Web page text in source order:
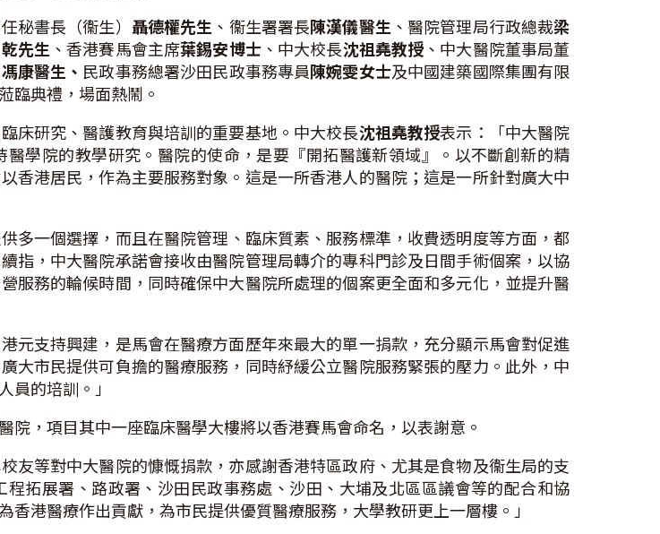
秘書長（衞生） 聶德權先生 、衞生署署長陳漢儀醫生、醫院管理局行政總裁梁
先生 、香港賽馬會主席葉錫安博士、中大校長沈祖堯教授 、中大醫院董事局董
馮康醫生、 民政事務總署沙田民政事務專員陳婉雯女士及中國建築國際集團有限
臨典禮，場面熱鬧。
床研究、醫護教育與培訓的重要基地。中大校長沈祖堯教授表示：「中大醫院
學院的教學研究。醫院的使命，是要『開拓醫護新領域』。以不斷創新的精
香港居民，作為主要服務對象。這是一所香港人的醫院；這是一所針對廣大中
多一個選擇，而且在醫院管理、臨床質素、服務標準，收費透明度等方面，都
指，中大醫院承諾會接收由醫院管理局轉介的專科門診及日間手術個案，以協
服務的輪候時間，同時確保中大醫院所處理的個案更全面和多元化，並提升醫
元支持興建，是馬會在醫療方面歷年來最大的單一捐款，充分顯示馬會對促進
大市民提供可負擔的醫療服務，同時紓緩公立醫院服務緊張的壓力。此外，中
員的培訓。」
，項目其中一座臨床醫學大樓將以香港賽馬會命名，以表謝意。
友等對中大醫院的慷慨捐款，亦感謝香港特區政府、尤其是食物及衞生局的支
拓展署、路政署、沙田民政事務處、沙田、大埔及北區區議會等的配合和協
港醫療作出貢獻，為市民提供優質醫療服務，大學教研更上一層樓。」